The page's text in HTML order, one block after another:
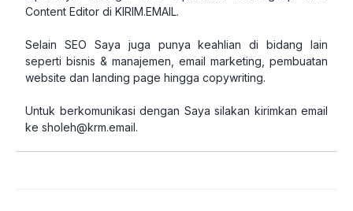
Content Editor di KIRIM.EMAIL.
Selain SEO Saya juga punya keahlian di bidang lain
seperti bisnis & manajemen, email marketing, pembuatan
website dan landing page hingga copywriting.
Untuk berkomunikasi dengan Saya silakan kirimkan email
ke sholeh@krm.email.